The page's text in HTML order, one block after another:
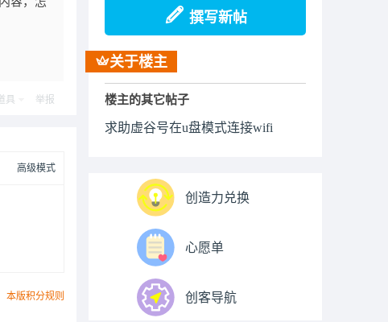
具 举报
高级模式
本版积分规则
撰写新帖
关于楼主
楼主的其它帖子
求助虚谷号在u盘模式连接wifi
创造力兑换
心愿单
创客导航